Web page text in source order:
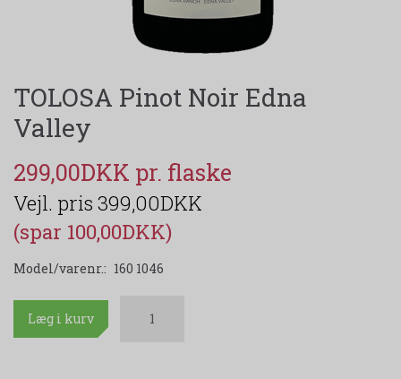
TOLOSA Pinot Noir Edna
Valley
299,00DKK
399,00DKK
(spar 100,00DKK)
Model/varenr.: 160 1046
Læg i kurv